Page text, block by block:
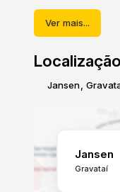
visita e
excelente
Ver mais...
Jansen
Jansen
Gravataí